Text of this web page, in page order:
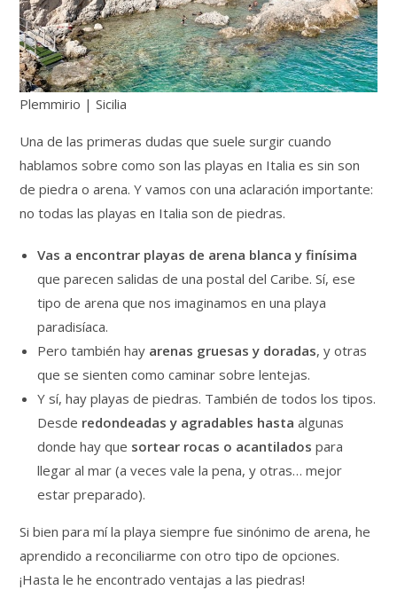
Plemmirio | Sicilia
Una de las primeras dudas que suele surgir cuando
hablamos sobre como son las playas en Italia es sin son
de piedra o arena. Y vamos con una aclaración importante:
no todas las playas en Italia son de piedras.
Vas a encontrar playas de arena blanca y finísima
que parecen salidas de una postal del Caribe. Sí, ese
tipo de arena que nos imaginamos en una playa
paradisíaca.
Pero también hay arenas gruesas y doradas, y otras
que se sienten como caminar sobre lentejas.
Y sí, hay playas de piedras. También de todos los tipos.
Desde redondeadas y agradables hasta algunas
donde hay que sortear rocas o acantilados para
llegar al mar (a veces vale la pena, y otras… mejor
estar preparado).
Si bien para mí la playa siempre fue sinónimo de arena, he
aprendido a reconciliarme con otro tipo de opciones.
¡Hasta le he encontrado ventajas a las piedras!